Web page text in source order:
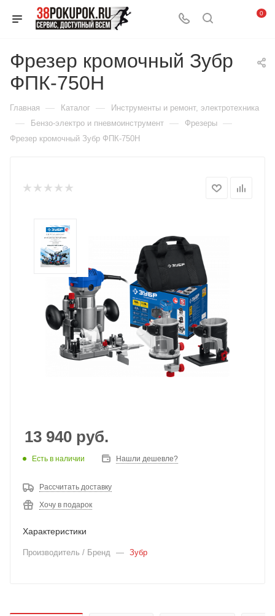
0
Фрезер кромочный Зубр
ФПК-750Н
Главная — Каталог — Инструменты и ремонт, электротехника
— Бензо-электро и пневмоинструмент — Фрезеры —
Фрезер кромочный Зубр ФПК-750Н
13 940 руб.
Есть в наличии Нашли дешевле?
Рассчитать доставку
Хочу в подарок
Характеристики
Производитель / Бренд — Зубр